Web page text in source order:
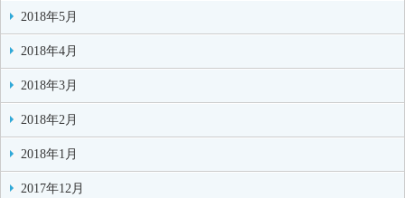
2018年5月
2018年4月
2018年3月
2018年2月
2018年1月
2017年12月